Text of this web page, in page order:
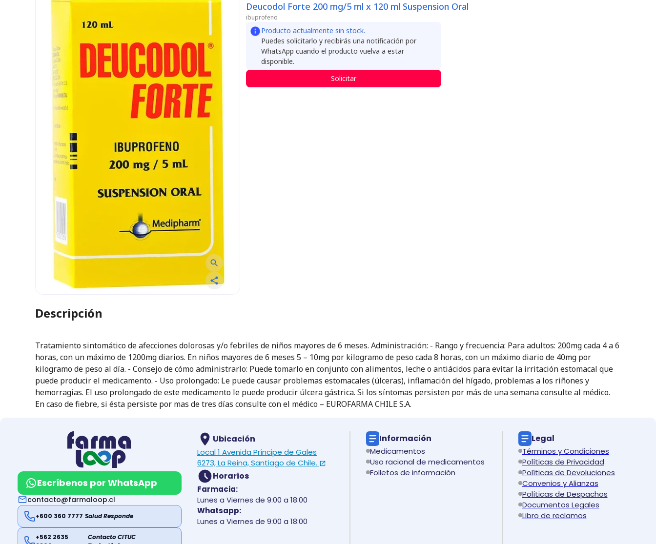
Deucodol Forte 200 mg/5 ml x 120 ml Suspension Oral
ibuprofeno
Producto actualmente sin stock.
Puedes solicitarlo y recibirás una notificación por
WhatsApp cuando el producto vuelva a estar
disponible.
Solicitar
Descripción
Tratamiento sintomático de afecciones dolorosas y/o febriles de niños mayores de 6 meses. Administración: - Rango y frecuencia: Para adultos: 200mg cada 4 a 6
horas, con un máximo de 1200mg diarios. En niños mayores de 6 meses 5 – 10mg por kilogramo de peso cada 8 horas, con un máximo diario de 40mg por
kilogramo de peso al día. - Consejo de cómo administrarlo: Puede tomarlo en conjunto con alimentos, leche o antiácidos para evitar la irritación estomacal que
puede producir el medicamento. - Uso prolongado: Le puede causar problemas estomacales (úlceras), inflamación del hígado, problemas a los riñones y
hemorragias. El uso prolongado de este medicamento le puede producir úlcera gástrica. Si los síntomas persisten por más de una semana consulte al médico.
En caso de fiebre, si ésta persiste por mas de tres días consulte con el médico – EUROFARMA CHILE S.A.
Escríbenos por WhatsApp
contacto@farmaloop.cl
+600 360 7777 Salud Responde
+562 2635
Contacto CITUC
Ubicación
Local 1 Avenida Príncipe de Gales
6273, La Reina, Santiago de Chile.
Horarios
Farmacia:
Lunes a Viernes de 9:00 a 18:00
Whatsapp:
Lunes a Viernes de 9:00 a 18:00
Información
Medicamentos
Uso racional de medicamentos
Folletos de información
Legal
Términos y Condiciones
Políticas de Privacidad
Políticas de Devoluciones
Convenios y Alianzas
Políticas de Despachos
Documentos Legales
Libro de reclamos